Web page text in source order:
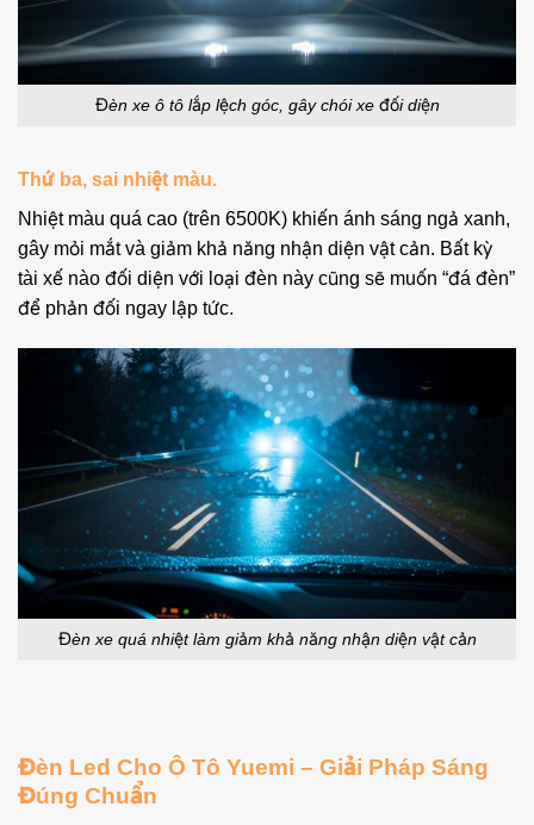
Đèn xe ô tô lắp lệch góc, gây chói xe đối diện
Thứ ba, sai nhiệt màu.
Nhiệt màu quá cao (trên 6500K) khiến ánh sáng ngả xanh,
gây mỏi mắt và giảm khả năng nhận diện vật cản. Bất kỳ
tài xế nào đối diện với loại đèn này cũng sẽ muốn “đá đèn”
để phản đối ngay lập tức.
Đèn xe quá nhiệt làm giảm khả năng nhận diện vật cản
Đèn Led Cho Ô Tô Yuemi – Giải Pháp Sáng
Đúng Chuẩn